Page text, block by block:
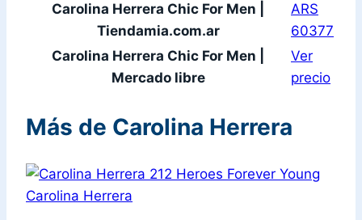
Carolina Herrera Chic For Men |
Tiendamia.com.ar
ARS
60377
Carolina Herrera Chic For Men |
Mercado libre
Ver
precio
Más de Carolina Herrera
Carolina Herrera